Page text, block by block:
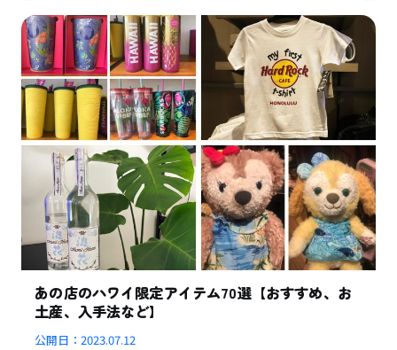
あの店のハワイ限定アイテム70選【おすすめ、お
土産、入手法など】
公開日：2023.07.12